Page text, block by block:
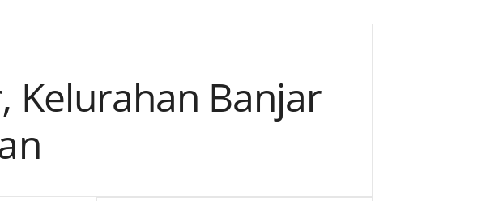
Kelurahan Banjar